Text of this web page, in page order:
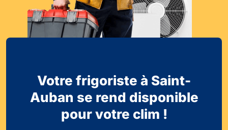
Votre frigoriste à Saint-
Auban se rend disponible
pour votre clim !